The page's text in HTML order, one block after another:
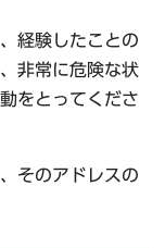
経験したことの
非常に危険な状
をとってくださ
そのアドレスの